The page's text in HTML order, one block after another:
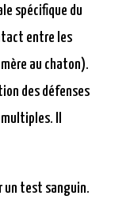
spécifique du
entre les
au chaton).
des défenses
Il
un test sanguin.